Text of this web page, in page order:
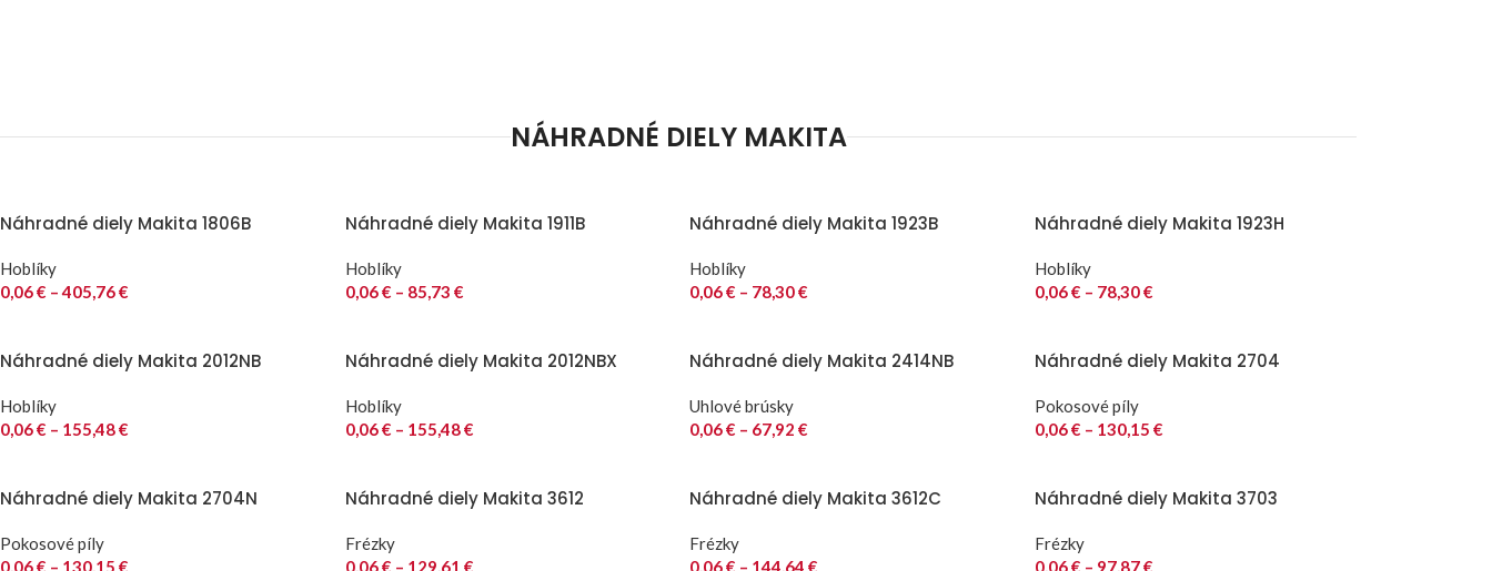
NÁHRADNÉ DIELY MAKITA
Náhradné diely Makita 1806B
Hoblíky
0,06€ – 405,76€
Náhradné diely Makita 1911B
Hoblíky
0,06€ – 85,73 €
Náhradné diely Makita 1923B
Hoblíky
0,06€ – 78,30€
Náhradné diely Makita 1923H
Hoblíky
0,06€ – 78,30€
Náhradné diely Makita 2012NB
Hoblíky
0,06€ – 155,48€
Náhradné diely Makita 2012NBX
Hoblíky
0,06€ – 155,48€
Náhradné diely Makita 2414NB
Uhlové brúsky
0,06€ – 67,92 €
Náhradné diely Makita 2704
Pokosové píly
0,06€ – 130,15 €
Náhradné diely Makita 2704N
Pokosové píly
0,06€ – 130,15 €
Náhradné diely Makita 3612
Frézky
0,06€ – 129,61 €
Náhradné diely Makita 3612C
Frézky
0,06€ – 144,64 €
Náhradné diely Makita 3703
Frézky
0,06€ – 97,87€